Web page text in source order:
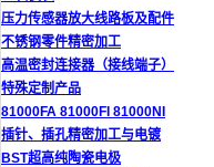
压力传感器放大线路板及配件
不锈钢零件精密加工
高温密封连接器（接线端子）
特殊定制产品
81000FA 81000FI 81000NI
插针、插孔精密加工与电镀
BST超高纯陶瓷电极